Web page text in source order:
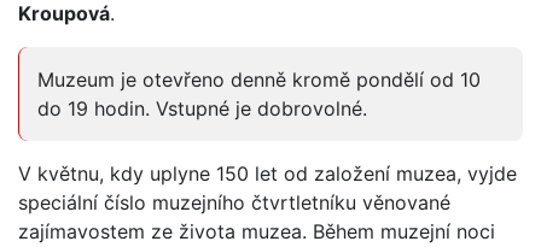
Kroupová.
Muzeum je otevřeno denně kromě pondělí od 10
do 19 hodin. Vstupné je dobrovolné.
V květnu, kdy uplyne 150 let od založení muzea, vyjde
speciální číslo muzejního čtvrtletníku věnované
zajímavostem ze života muzea. Během muzejní noci